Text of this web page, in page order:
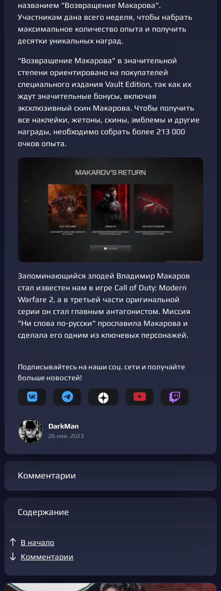
названием "Возвращение Макарова".
Участникам дана всего неделя, чтобы набрать
максимальное количество опыта и получить
десятки уникальных наград.
"Возвращение Макарова" в значительной
степени ориентировано на покупателей
специального издания Vault Edition, так как их
ждут значительные бонусы, включая
эксклюзивный скин Макарова. Чтобы получить
все наклейки, жетоны, скины, эмблемы и другие
награды, необходимо собрать более 213 000
очков опыта.
Запоминающийся злодей Владимир Макаров
стал известен нам в игре Call of Duty: Modern
Warfare 2, а в третьей части оригинальной
серии он стал главным антагонистом. Миссия
"Ни слова по-русски" прославила Макарова и
сделала его одним из ключевых персонажей.
Подписывайтесь на наши соц. сети и получайте
больше новостей!
DarkMan
26 ноя. 2023
Комментарии
Содержание
В начало
Комментарии